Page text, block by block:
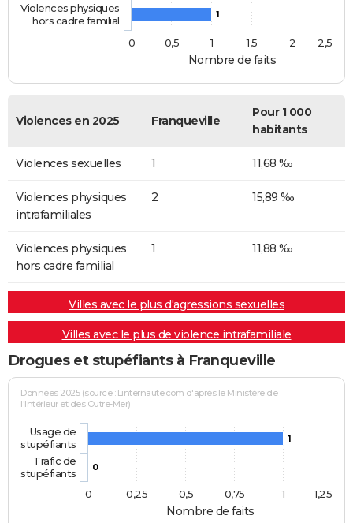
Nombre de faits
1
Violences physiques
hors cadre familial
0
0,5 1 1,5 2 2,5
Violences en 2025 Franqueville
Pour 1 000
habitants
Violences sexuelles 1 11,68 ‰
Violences physiques
intrafamiliales
2 15,89 ‰
Violences physiques
hors cadre familial
1 11,88 ‰
Villes avec le plus d'agressions sexuelles
Villes avec le plus de violence intrafamiliale
Drogues et stupéfiants à Franqueville
Nombre de faits
Données 2025 (source : Linternaute.com d'après le Ministère de
l'Intérieur et des Outre-Mer)
1
0
Usage de
stupéfiants
Trafic de
stupéfiants
0
1
0,25 0,5 0,75 1,25